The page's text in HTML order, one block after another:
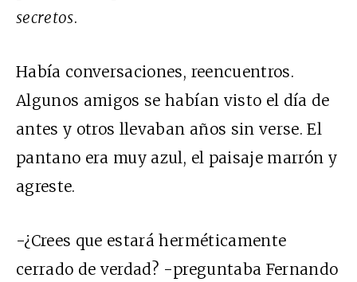
secretos.
Había conversaciones, reencuentros.
Algunos amigos se habían visto el día de
antes y otros llevaban años sin verse. El
pantano era muy azul, el paisaje marrón y
agreste.
-¿Crees que estará herméticamente
cerrado de verdad? -preguntaba Fernando